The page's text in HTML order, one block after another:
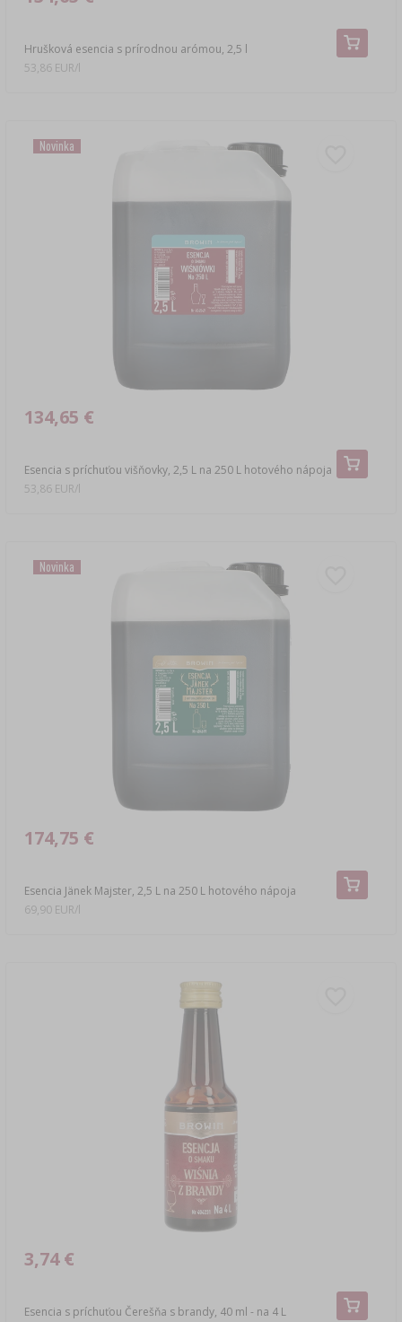
Hrušková esencia s prírodnou arómou, 2,5 l
53,86 EUR/l
Novinka
Esencia s príchuťou višňovky, 2,5 L na 250 L hotového nápoja
134,65 €
53,86 EUR/l
Novinka
Esencia Jänek Majster, 2,5 L na 250 L hotového nápoja
174,75 €
69,90 EUR/l
Esencia s príchuťou Čerešňa s brandy, 40 ml - na 4 L
3,74 €